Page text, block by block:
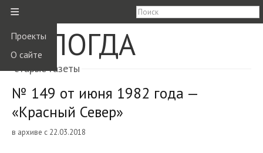
≡
Проекты
О сайте
ВОЛОГДА
старые газеты
№ 149 от июня 1982 года —
«Красный Север»
в архиве с 22.03.2018